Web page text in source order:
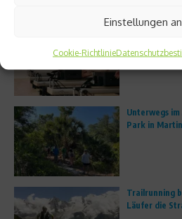
Einstellungen
Cookie-Richtlinie
FS8 eröffnet
Unterwegs
Park in
Trailrunning
Läufer die